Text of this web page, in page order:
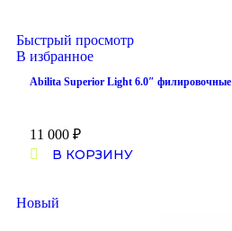
Быстрый просмотр
В избранное
Abilita Superior Light 6.0″ филировочные
11 000 ₽
В КОРЗИНУ
Новый